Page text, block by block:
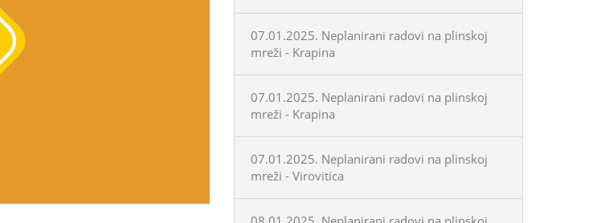
07.01.2025. Neplanirani radovi na plinskoj
mreži - Krapina
07.01.2025. Neplanirani radovi na plinskoj
mreži - Krapina
07.01.2025. Neplanirani radovi na plinskoj
mreži - Virovitica